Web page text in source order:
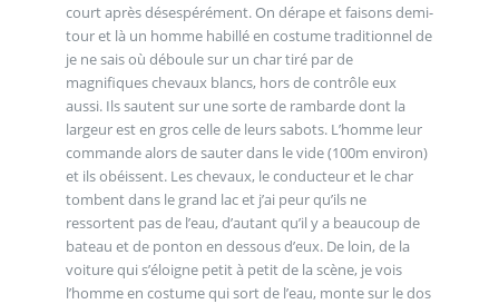
court après désespérément. On dérape et faisons demi-
tour et là un homme habillé en costume traditionnel de
je ne sais où déboule sur un char tiré par de
magnifiques chevaux blancs, hors de contrôle eux
aussi. Ils sautent sur une sorte de rambarde dont la
largeur est en gros celle de leurs sabots. L’homme leur
commande alors de sauter dans le vide (100m environ)
et ils obéissent. Les chevaux, le conducteur et le char
tombent dans le grand lac et j’ai peur qu’ils ne
ressortent pas de l’eau, d’autant qu’il y a beaucoup de
bateau et de ponton en dessous d’eux. De loin, de la
voiture qui s’éloigne petit à petit de la scène, je vois
l’homme en costume qui sort de l’eau, monte sur le dos